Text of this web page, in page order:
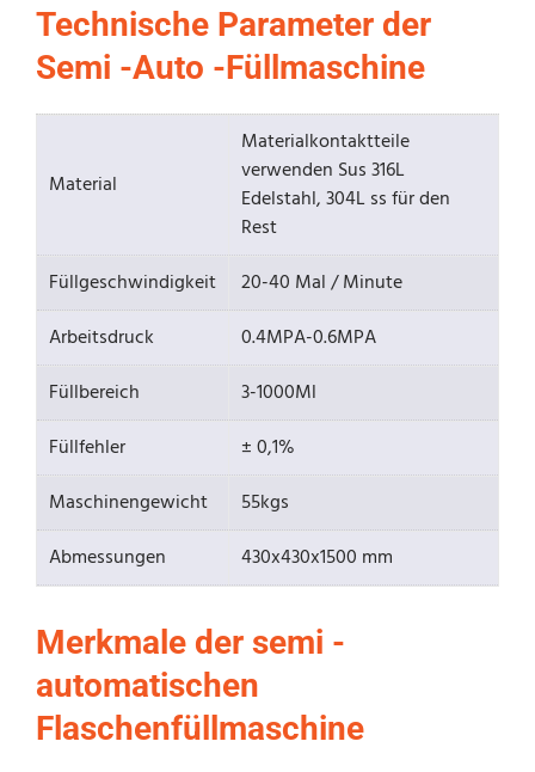
Technische Parameter der
Semi -Auto -Füllmaschine
Material
Materialkontaktteile
verwenden Sus 316L
Edelstahl, 304L ss für den
Rest
Füllgeschwindigkeit
20-40 Mal / Minute
Arbeitsdruck
0.4MPA-0.6MPA
Füllbereich
3-1000Ml
Füllfehler
± 0,1%
Maschinengewicht
55kgs
Abmessungen
430x430x1500 mm
Merkmale der semi -
automatischen
Flaschenfüllmaschine